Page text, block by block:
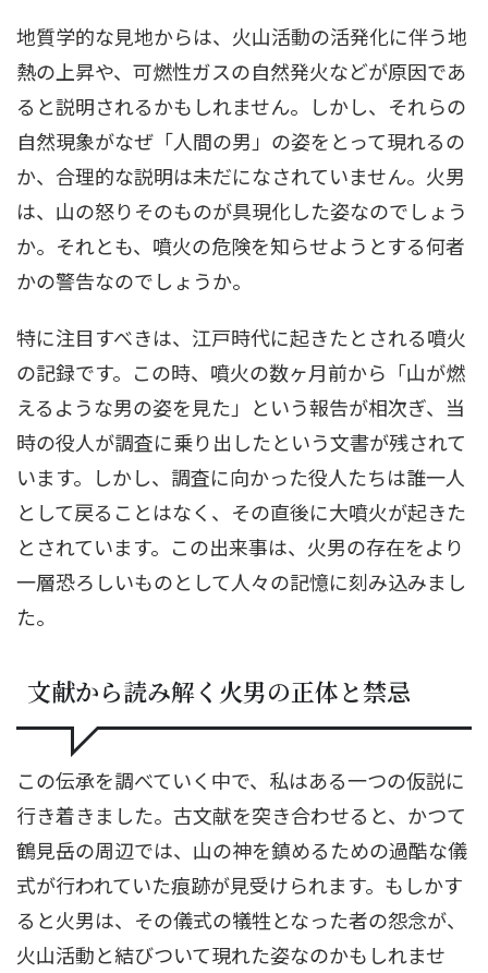
地質学的な見地からは、火山活動の活発化に伴う地
熱の上昇や、可燃性ガスの自然発火などが原因であ
ると説明されるかもしれません。しかし、それらの
自然現象がなぜ「人間の男」の姿をとって現れるの
か、合理的な説明は未だになされていません。火男
は、山の怒りそのものが具現化した姿なのでしょう
か。それとも、噴火の危険を知らせようとする何者
かの警告なのでしょうか。
特に注目すべきは、江戸時代に起きたとされる噴火
の記録です。この時、噴火の数ヶ月前から「山が燃
えるような男の姿を見た」という報告が相次ぎ、当
時の役人が調査に乗り出したという文書が残されて
います。しかし、調査に向かった役人たちは誰一人
として戻ることはなく、その直後に大噴火が起きた
とされています。この出来事は、火男の存在をより
一層恐ろしいものとして人々の記憶に刻み込みまし
た。
文献から読み解く火男の正体と禁忌
この伝承を調べていく中で、私はある一つの仮説に
行き着きました。古文献を突き合わせると、かつて
鶴見岳の周辺では、山の神を鎮めるための過酷な儀
式が行われていた痕跡が見受けられます。もしかす
ると火男は、その儀式の犠牲となった者の怨念が、
火山活動と結びついて現れた姿なのかもしれませ